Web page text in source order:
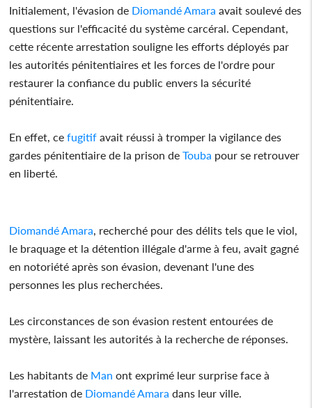
Initialement, l'évasion de Diomandé Amara avait soulevé des
questions sur l'efficacité du système carcéral. Cependant,
cette récente arrestation souligne les efforts déployés par
les autorités pénitentiaires et les forces de l'ordre pour
restaurer la confiance du public envers la sécurité
pénitentiaire.
En effet, cefugitif avait réussi à tromper la vigilance des
gardes pénitentiaire de la prison deTouba pour se retrouver
en liberté.
Diomandé Amara , recherché pour des délits tels que le viol,
le braquage et la détention illégale d'arme à feu, avait gagné
en notoriété après son évasion, devenant l'une des
personnes les plus recherchées.
Les circonstances de son évasion restent entourées de
mystère, laissant les autorités à la recherche de réponses.
Les habitants de Man ont exprimé leur surprise face à
l'arrestation de Diomandé Amara dans leur ville.